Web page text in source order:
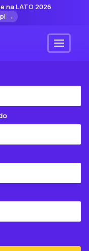
na LATO 2026
→
Menu